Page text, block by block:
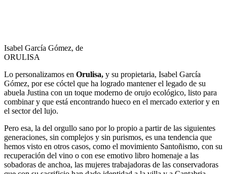
Isabel García Gómez, de
ORULISA
Lo personalizamos en Orulisa, y su propietaria, Isabel García
Gómez, por ese cóctel que ha logrado mantener el legado de su
abuela Justina con un toque moderno de orujo ecológico, listo para
combinar y que está encontrando hueco en el mercado exterior y en
el sector del lujo.
Pero esa, la del orgullo sano por lo propio a partir de las siguientes
generaciones, sin complejos y sin purismos, es una tendencia que
hemos visto en otros casos, como el movimiento Santoñismo, con su
recuperación del vino o con ese emotivo libro homenaje a las
sobadoras de anchoa, las mujeres trabajadoras de las conservadoras